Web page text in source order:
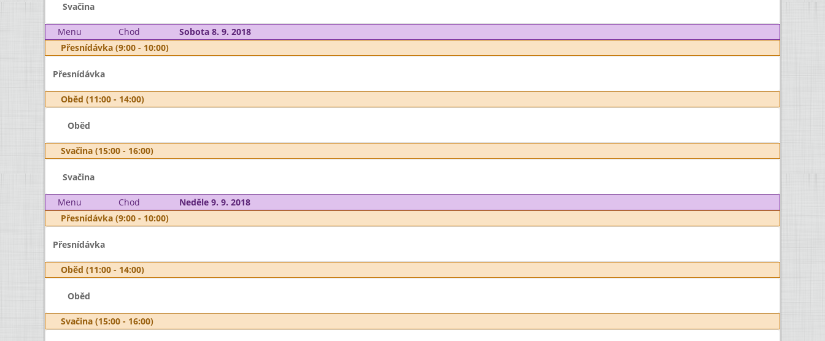
Svačina
Menu Chod
Sobota 8. 9. 2018
Přesnídávka (9:00 - 10:00)
Přesnídávka
Oběd (11:00 - 14:00)
Oběd
Svačina (15:00 - 16:00)
Svačina
Menu Chod
Neděle 9. 9. 2018
Přesnídávka (9:00 - 10:00)
Přesnídávka
Oběd (11:00 - 14:00)
Oběd
Svačina (15:00 - 16:00)